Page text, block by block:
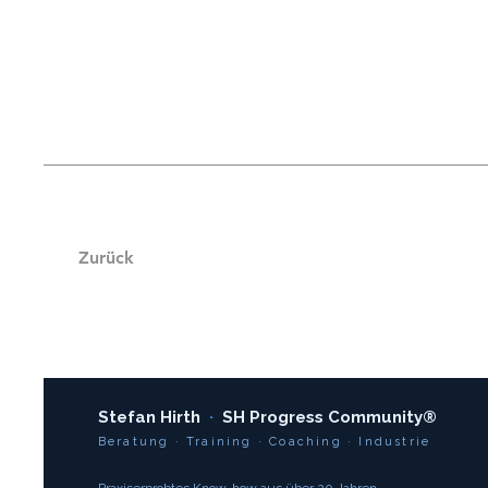
Zurück
Stefan Hirth · SH Progress Community®
Beratung · Training · Coaching · Industrie